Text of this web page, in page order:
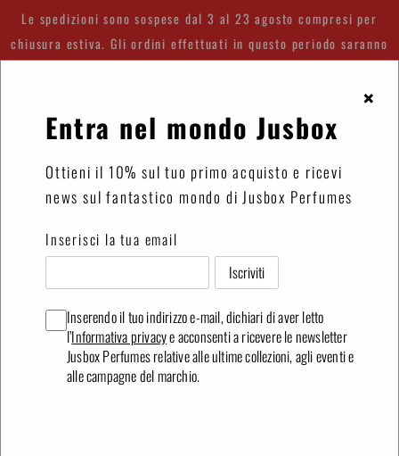
direttamente
ai
Le spedizioni sono sospese dal 3 al 23 agosto compresi per
chiusura estiva. Gli ordini effettuati in questo periodo saranno
AccediCarrello
×
Entra nel mondo Jusbox
Ottieni il 10% sul tuo primo acquisto e ricevi
news sul fantastico mondo di Jusbox Perfumes
Inserisci la tua email
Inserendo il tuo indirizzo e-mail, dichiari di aver letto
l’Informativa privacye acconsenti a ricevere le newsletter
Jusbox Perfumes relative alle ultime collezioni, agli eventi e
alle campagne del marchio.